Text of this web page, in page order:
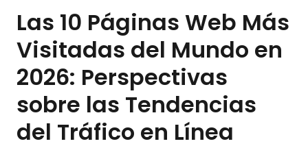
Las 10 Páginas Web Más
Visitadas del Mundo en
2026: Perspectivas
sobre las Tendencias
del Tráfico en Línea